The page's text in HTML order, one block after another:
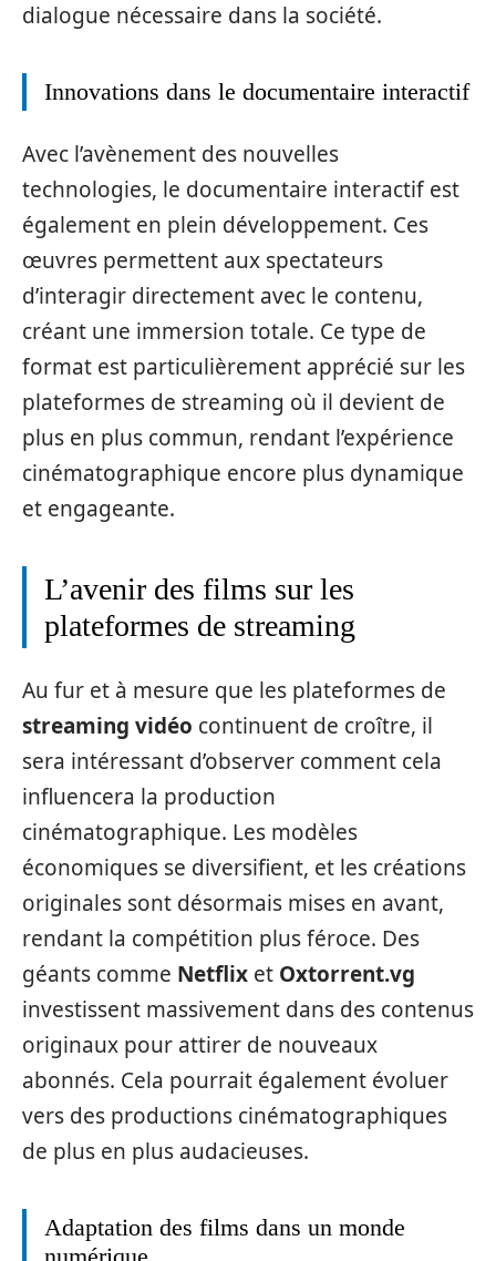
dialogue nécessaire dans la société.
Innovations dans le documentaire interactif
Avec l’avènement des nouvelles
technologies, le documentaire interactif est
également en plein développement. Ces
œuvres permettent aux spectateurs
d’interagir directement avec le contenu,
créant une immersion totale. Ce type de
format est particulièrement apprécié sur les
plateformes de streaming où il devient de
plus en plus commun, rendant l’expérience
cinématographique encore plus dynamique
et engageante.
L’avenir des films sur les
plateformes de streaming
Au fur et à mesure que les plateformes de
streaming vidéo continuent de croître, il
sera intéressant d’observer comment cela
influencera la production
cinématographique. Les modèles
économiques se diversifient, et les créations
originales sont désormais mises en avant,
rendant la compétition plus féroce. Des
géants comme Netflix et Oxtorrent.vg
investissent massivement dans des contenus
originaux pour attirer de nouveaux
abonnés. Cela pourrait également évoluer
vers des productions cinématographiques
de plus en plus audacieuses.
Adaptation des films dans un monde